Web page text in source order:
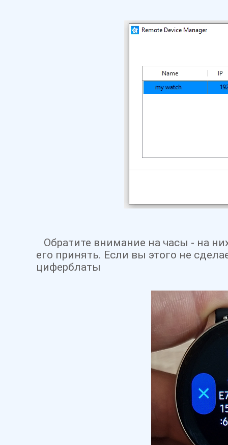
Обратите внимание на часы - на
его принять. Если вы этого не
циферблаты